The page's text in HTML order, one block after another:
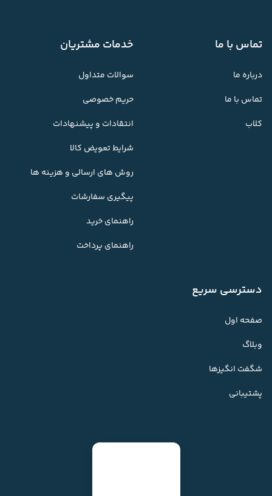
تماس با ما
درباره ما
تماس با ما
کلاب
خدمات مشتریان
سوالات متداول
حریم خصوصی
انتقادات و پیشنهادات
شرایط تعویض کالا
روش های ارسالی و هزینه ها
پیگیری سفارشات
راهنمای خرید
راهنمای پرداخت
دسترسی سریع
صفحه اول
وبلاگ
شگفت انگیزها
پشتیبانی